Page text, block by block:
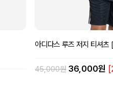
아디다스 루즈 저지 티셔
45,000원 36,000원